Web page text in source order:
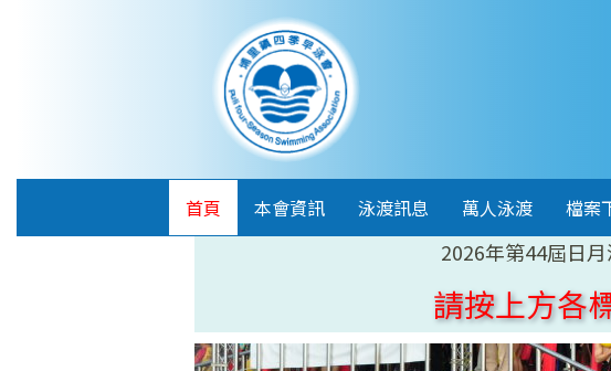
首頁 本會資訊 泳渡訊息 萬人泳渡 檔案
2026年第44屆日
請按上方各